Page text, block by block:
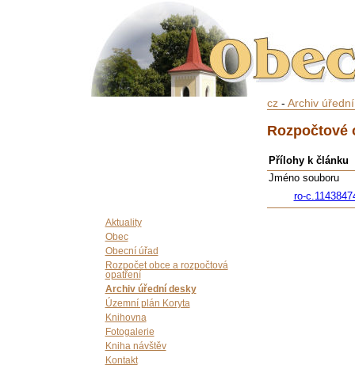
Aktuality
Obec
Obecní úřad
Rozpočet obce a rozpočtová
opatření
Archiv úřední desky
Územní plán Koryta
Knihovna
Fotogalerie
Kniha návštěv
Kontakt
cz- Archiv
Rozpočtové
Přílohy k článku
Jméno souboru
ro-